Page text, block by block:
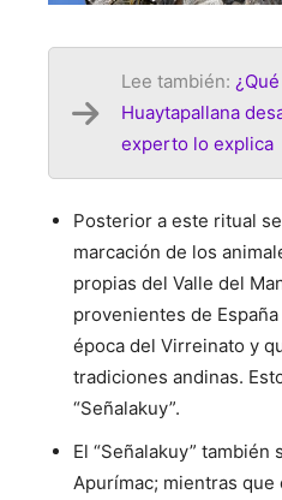
Lee también:
Huaytapallana
experto lo explica
Posterior a este ritual
marcación de los
propias del Valle del
provenientes de
época del Virreinato y
tradiciones andinas.
“Señalakuy”.
El “Señalakuy” también
Apurímac; mientras